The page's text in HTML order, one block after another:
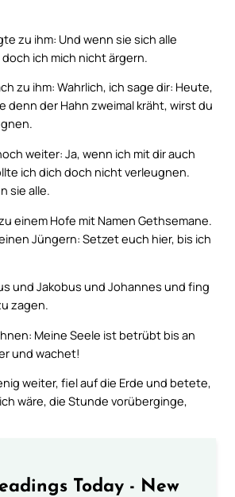
zu ihm: Und wenn sie sich alle
ich mich nicht ärgern.
zu ihm: Wahrlich, ich sage dir: Heute,
denn der Hahn zweimal kräht, wirst du
weiter: Ja, wenn ich mit dir auch
ich dich doch nicht verleugnen.
sie alle.
einem Hofe mit Namen Gethsemane.
Jüngern: Setzet euch hier, bis ich
und Jakobus und Johannes und fing
zagen.
Meine Seele ist betrübt bis an
und wachet!
weiter, fiel auf die Erde und betete,
wäre, die Stunde vorüberginge,
Today - New